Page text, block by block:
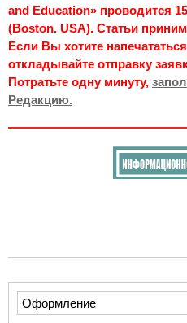
and Education» проводится
(Boston. USA). Статьи
Если Вы хотите
откладывайте отправку
Потратьте одну минуту,
Редакцию.
Введите
текст